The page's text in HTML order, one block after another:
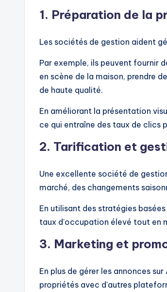
1. Préparation de la
Les sociétés de gestion aident
Par exemple, ils peuvent fournir
en scène de la maison, prendre
de haute qualité.
En améliorant la présentation
ce qui entraîne des taux de clics
2. Tarification et
Une excellente société de
marché, des changements
En utilisant des stratégies
taux d'occupation élevé tout en
3. Marketing et
En plus de gérer les annonces
propriétés avec d'autres